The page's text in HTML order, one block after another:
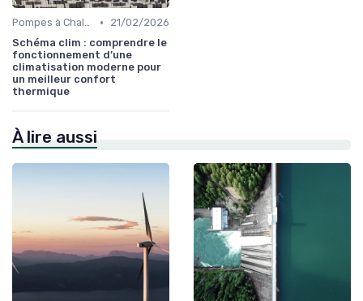
Pompes à Chaleur et Géothermie •
21/02/2026
Schéma clim : comprendre le
fonctionnement d’une
climatisation moderne pour
un meilleur confort
thermique
À lire aussi